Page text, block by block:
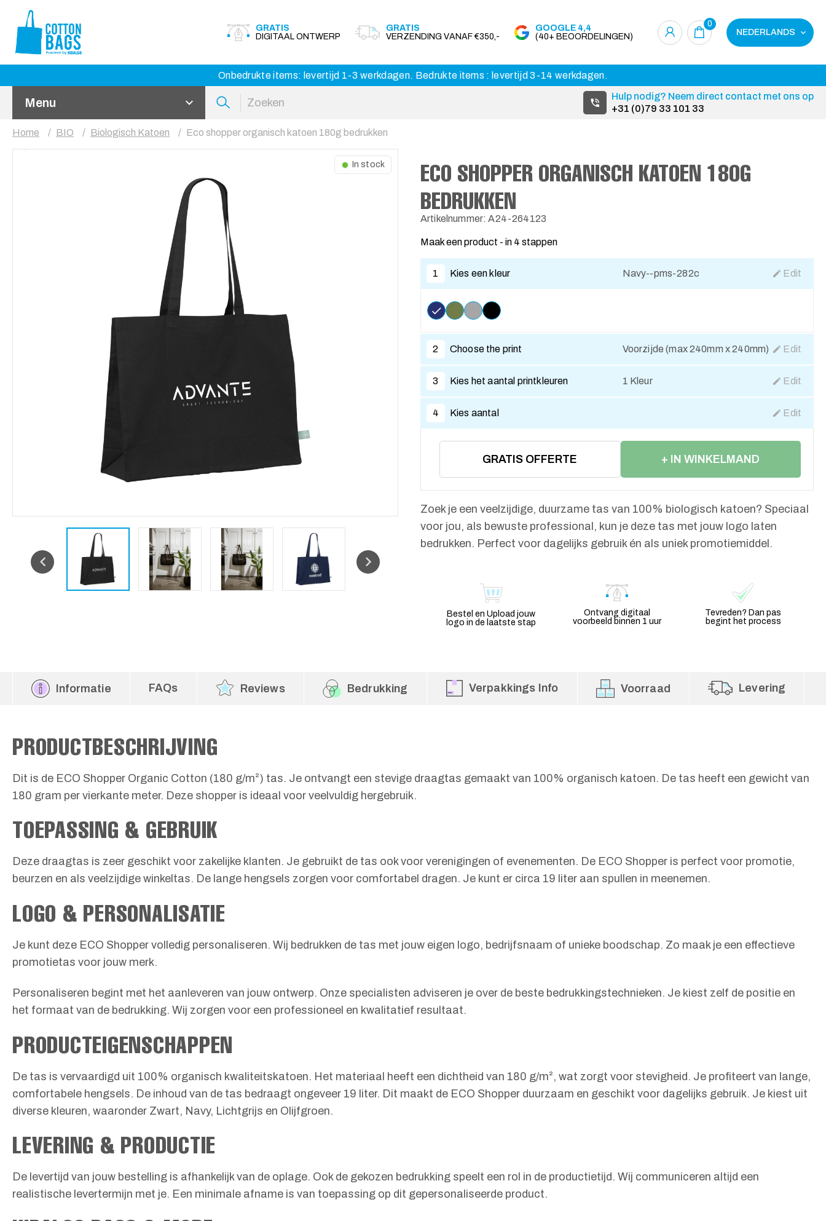
GRATIS
DIGITAAL ONTWERP
GRATIS
VERZENDING VANAF €350,-
GOOGLE 4,4
(40+ BEOORDELINGEN)
0
NEDERLANDS
Onbedrukte items: levertijd 1-3 werkdagen. Bedrukte items : levertijd 3-14 werkdagen.
Menu
Hulp nodig? Neem direct contact met ons op
+31 (0)79 33 101 33
Home BIO Biologisch Katoen Eco shopper organisch katoen 180g bedrukken
In stock
ECO SHOPPER ORGANISCH KATOEN 180G
BEDRUKKEN
Artikelnummer: A24-264123
Maak een product - in 4 stappen
1 Kies een kleur Navy--pms-282c Edit
2 Choose the print Voorzijde (max 240mm x 240mm) Edit
3 Kies het aantal printkleuren 1 Kleur Edit
4 Kies aantal Edit
GRATIS OFFERTE + IN WINKELMAND
Zoek je een veelzijdige, duurzame tas van 100% biologisch katoen? Speciaal
voor jou, als bewuste professional, kun je deze tas met jouw logo laten
bedrukken. Perfect voor dagelijks gebruik én als uniek promotiemiddel.
Bestel en Upload jouw
logo in de laatste stap
Ontvang digitaal
voorbeeld binnen 1 uur
Tevreden? Dan pas
begint het process
Informatie FAQs Reviews Bedrukking Verpakkings Info Voorraad Levering
PRODUCTBESCHRIJVING
Dit is de ECO Shopper Organic Cotton (180 g/m²) tas. Je ontvangt een stevige draagtas gemaakt van 100% organisch katoen. De tas heeft een gewicht van
180 gram per vierkante meter. Deze shopper is ideaal voor veelvuldig hergebruik.
TOEPASSING & GEBRUIK
Deze draagtas is zeer geschikt voor zakelijke klanten. Je gebruikt de tas ook voor verenigingen of evenementen. De ECO Shopper is perfect voor promotie,
beurzen en als veelzijdige winkeltas. De lange hengsels zorgen voor comfortabel dragen. Je kunt er circa 19 liter aan spullen in meenemen.
LOGO & PERSONALISATIE
Je kunt deze ECO Shopper volledig personaliseren. Wij bedrukken de tas met jouw eigen logo, bedrijfsnaam of unieke boodschap. Zo maak je een effectieve
promotietas voor jouw merk.
Personaliseren begint met het aanleveren van jouw ontwerp. Onze specialisten adviseren je over de beste bedrukkingstechnieken. Je kiest zelf de positie en
het formaat van de bedrukking. Wij zorgen voor een professioneel en kwalitatief resultaat.
PRODUCTEIGENSCHAPPEN
De tas is vervaardigd uit 100% organisch kwaliteitskatoen. Het materiaal heeft een dichtheid van 180 g/m², wat zorgt voor stevigheid. Je profiteert van lange,
comfortabele hengsels. De inhoud van de tas bedraagt ongeveer 19 liter. Dit maakt de ECO Shopper duurzaam en geschikt voor dagelijks gebruik. Je kiest uit
diverse kleuren, waaronder Zwart, Navy, Lichtgrijs en Olijfgroen.
LEVERING & PRODUCTIE
De levertijd van jouw bestelling is afhankelijk van de oplage. Ook de gekozen bedrukking speelt een rol in de productietijd. Wij communiceren altijd een
realistische levertermijn met je. Een minimale afname is van toepassing op dit gepersonaliseerde product.